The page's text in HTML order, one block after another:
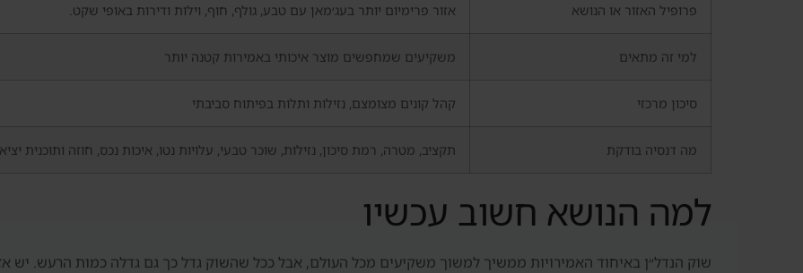
פרופיל האזור או הנושא אזור פרימיום יותר בעג׳מאן עם טבע, גולף, חוף, וילות ודירות באופי שקט.
למי זה מתאים משקיעים שמחפשים מוצר איכותי באמירות קטנה יותר
סיכון מרכזי קהל קונים מצומצם, נזילות ותלות בפיתוח סביבתי
מה דנסיה בודקת תקציב, מטרה, רמת סיכון, נזילות, שוכר טבעי, עלויות נטו, איכות נכס, חוזה ותוכנית
למה הנושא חשוב עכשיו
שוק הנדל״ן באיחוד האמירויות ממשיך למשוך משקיעים מכל העולם, אבל ככל שהשוק גדל כך גם גדלה כמות הרעש. יש